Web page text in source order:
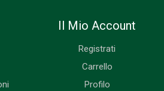
Il Mio Account
Registrati
Carrello
Profilo